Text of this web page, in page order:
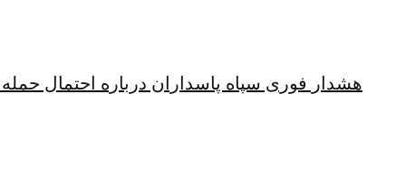
هشدار فوری سپاه پاسداران درباره احتمال